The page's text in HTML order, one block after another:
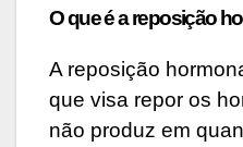
O que é a reposição
A reposição
que visa repor os
não produz em